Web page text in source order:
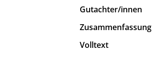
Gutachter/innen
Zusammenfassung
Volltext